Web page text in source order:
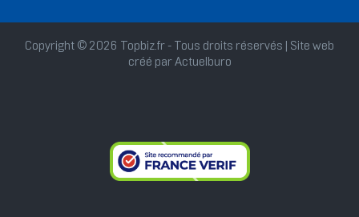
Copyright © 2026 Topbiz.fr - Tous droits réservés | Site web
créé par Actuelburo